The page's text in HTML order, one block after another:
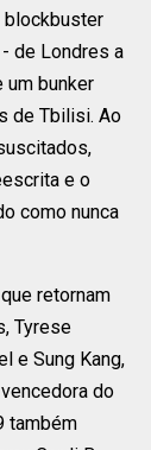
blockbuster
de Londres a
um bunker
de Tbilisi. Ao
e o
como nunca
retornam
Tyrese
e Sung Kang,
do
também